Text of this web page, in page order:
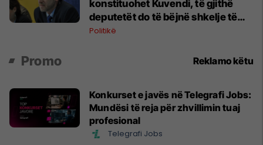
konstituohet Kuvendi, të gjithë
deputetët do të bëjnë shkelje të
rëndë kushtetuese
Politikë
Promo Reklamo këtu
Konkurset e javës në Telegrafi Jobs:
Mundësi të reja për zhvillimin tuaj
profesional
Telegrafi Jobs